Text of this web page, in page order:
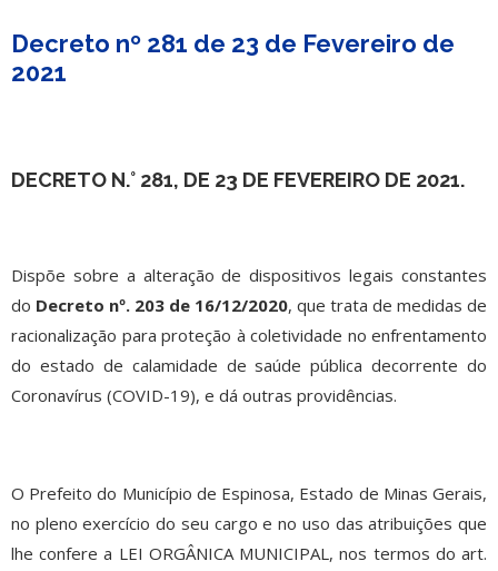
Decreto nº 281 de 23 de Fevereiro de
2021
DECRETO N.° 281, DE 23 DE FEVEREIRO DE 2021.
Dispõe sobre a alteração de dispositivos legais constantes
do Decreto nº. 203 de 16/12/2020, que trata de medidas de
racionalização para proteção à coletividade no enfrentamento
do estado de calamidade de saúde pública decorrente do
Coronavírus (COVID-19), e dá outras providências.
O Prefeito do Município de Espinosa, Estado de Minas Gerais,
no pleno exercício do seu cargo e no uso das atribuições que
lhe confere a LEI ORGÂNICA MUNICIPAL, nos termos do art.